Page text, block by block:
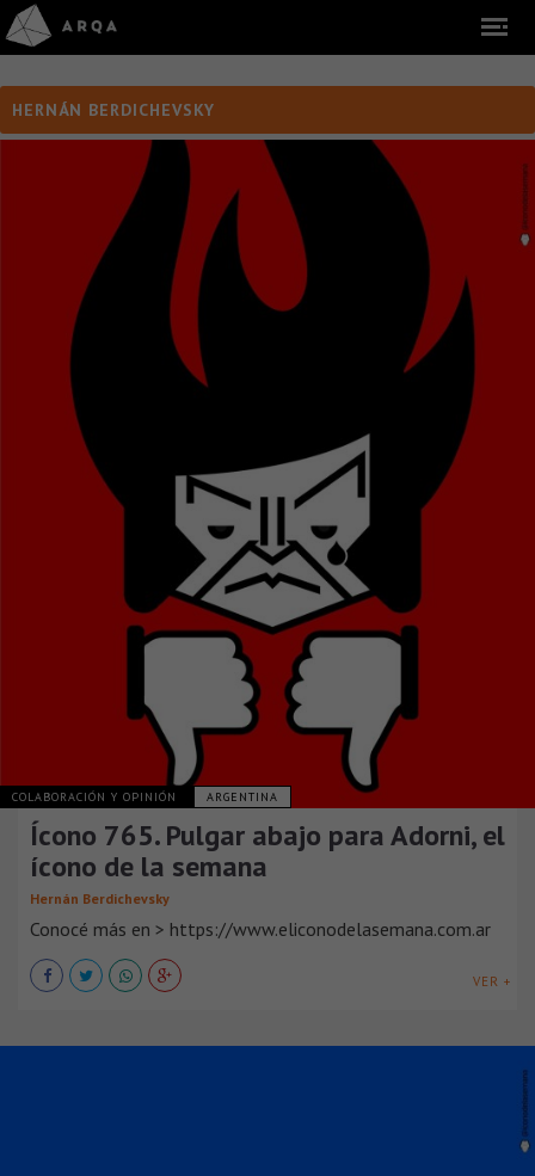
HERNÁN BERDICHEVSKY
COLABORACIÓN Y OPINIÓN ARGENTINA
Ícono 765. Pulgar abajo para Adorni, el
ícono de la semana
Hernán Berdichevsky
Conocé más en > https://www.eliconodelasemana.com.ar
VER +